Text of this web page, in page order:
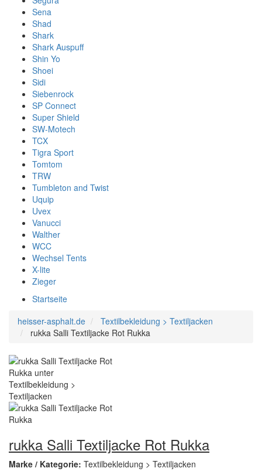
Sena
Shad
Shark
Shark Auspuff
Shin Yo
Shoei
Sidi
Siebenrock
SP Connect
Super Shield
SW-Motech
TCX
Tigra Sport
Tomtom
TRW
Tumbleton and Twist
Uquip
Uvex
Vanucci
Walther
WCC
Wechsel Tents
X-lite
Zieger
Startseite
heisser-asphalt.de
Textilbekleidung > Textiljacken
rukka Salli Textiljacke Rot Rukka
rukka Salli Textiljacke Rot Rukka
Marke / Kategorie: Textilbekleidung > Textiljacken